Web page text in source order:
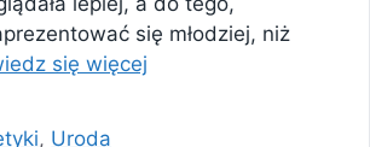
się młodziej, niż
się więcej
, Uroda